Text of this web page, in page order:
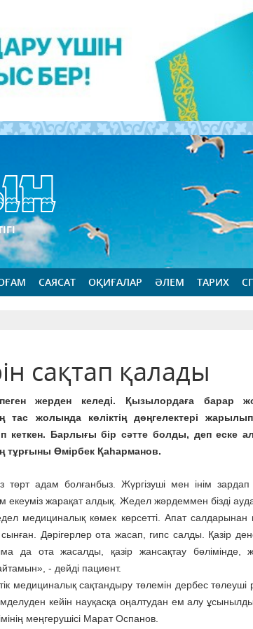
САЯСАТ ОҚИҒАЛАР ӘЛЕМ ТАРИХ
сақтап қалады
жерден келеді. Қызылордаға барар
тас жолында көліктің дөңгелектері
кеткен. Барлығы бір сәтте болды, деп еске
тұрғыны Өмірбек Қаhарманов.
төрт адам болғанбыз. Жүргізуші мен інім
екеуміз жарақат алдық. Жедел жәрдеммен бізді
медициналық көмек көрсетті. Апат
Дәрігерлер ота жасап, гипс салды. Қазір
да ота жасалды, қазір жансақтау бөлімінде,
- дейді пациент.
медициналық сақтандыру төлемін дербес төлеуші
кейін науқасқа оңалтудан ем алу
меңгерушісі Марат Оспанов.